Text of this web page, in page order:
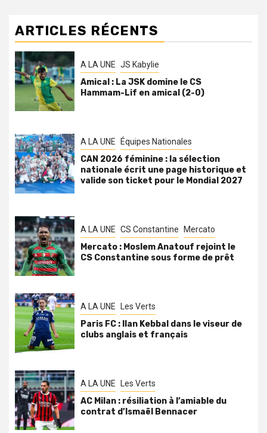
ARTICLES RÉCENTS
A LA UNE JS Kabylie
Amical : La JSK domine le CS
Hammam-Lif en amical (2-0)
A LA UNE Équipes Nationales
CAN 2026 féminine : la sélection
nationale écrit une page historique et
valide son ticket pour le Mondial 2027
A LA UNE CS Constantine Mercato
Mercato : Moslem Anatouf rejoint le
CS Constantine sous forme de prêt
A LA UNE Les Verts
Paris FC : Ilan Kebbal dans le viseur de
clubs anglais et français
A LA UNE Les Verts
AC Milan : résiliation à l’amiable du
contrat d’Ismaël Bennacer